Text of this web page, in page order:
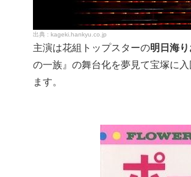
kageki.hankyu.co.jp
主演は花組トップスターの明日海
の一族』の舞台化を夢見て宝塚に入
ます。